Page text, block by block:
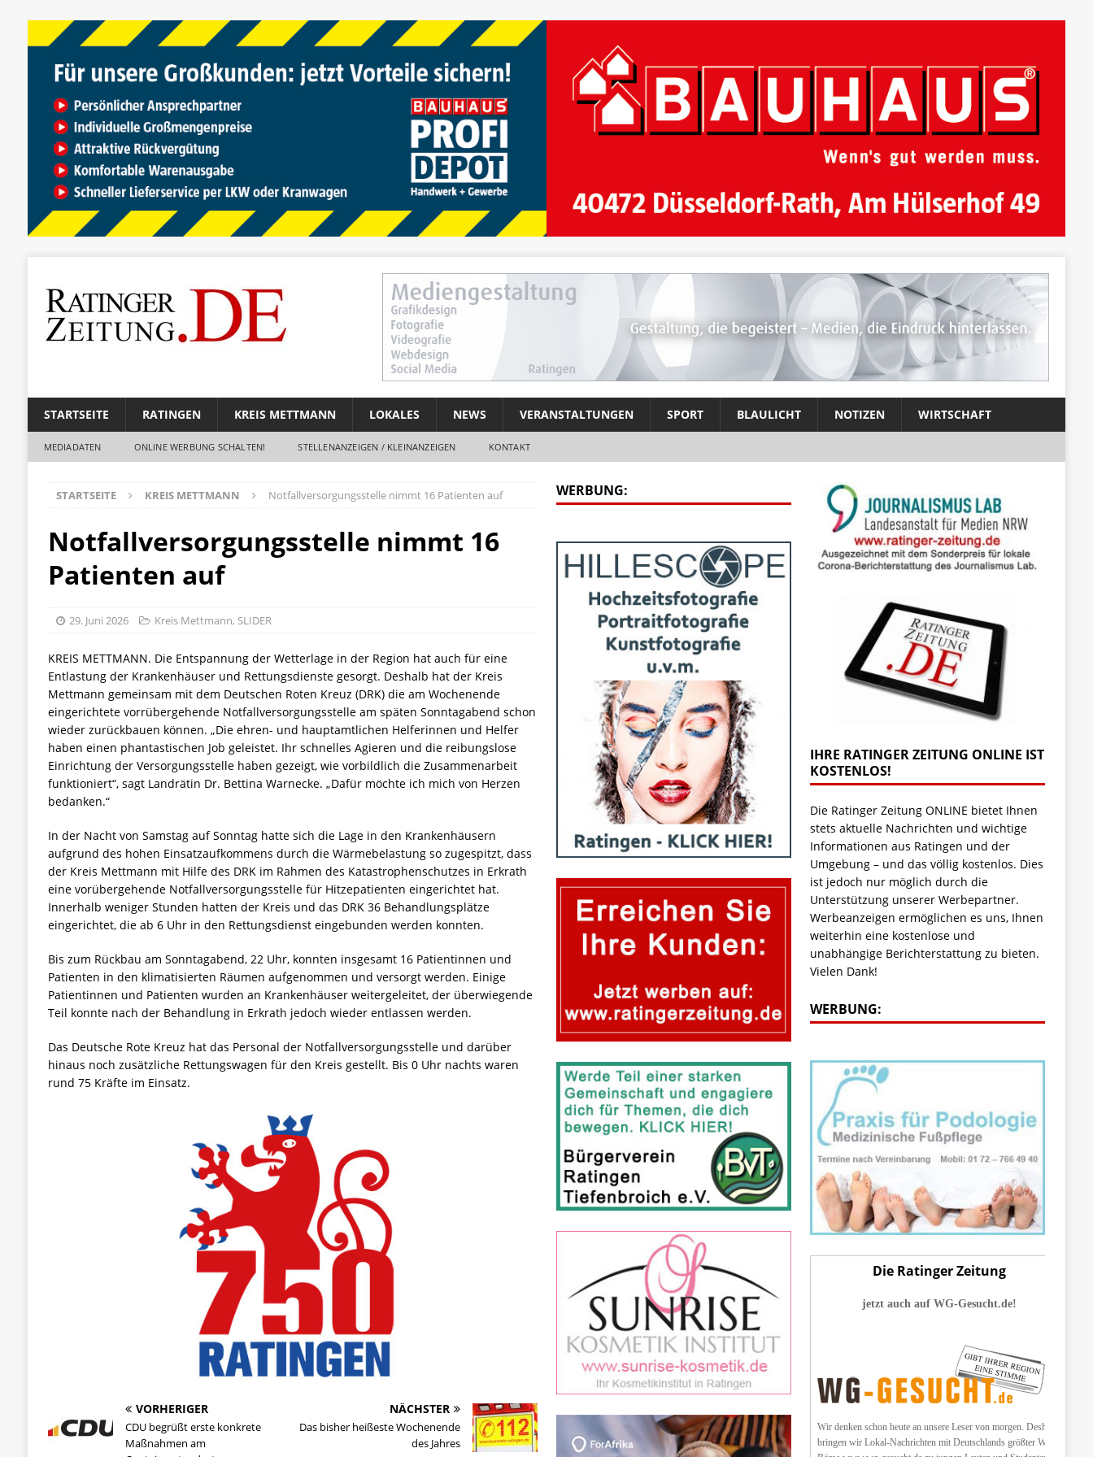
STARTSEITE RATINGEN KREIS METTMANN LOKALES NEWS VERANSTALTUNGEN SPORT BLAULICHT NOTIZEN WIRTSCHAFT
MEDIADATEN ONLINE WERBUNG SCHALTEN! STELLENANZEIGEN / KLEINANZEIGEN KONTAKT
STARTSEITE KREIS METTMANN Notfallversorgungsstelle nimmt 16 Patienten auf
Notfallversorgungsstelle nimmt 16
Patienten auf
29. Juni 2026 Kreis Mettmann, SLIDER
KREIS METTMANN. Die Entspannung der Wetterlage in der Region hat auch für eine
Entlastung der Krankenhäuser und Rettungsdienste gesorgt. Deshalb hat der Kreis
Mettmann gemeinsam mit dem Deutschen Roten Kreuz (DRK) die am Wochenende
eingerichtete vorrübergehende Notfallversorgungsstelle am späten Sonntagabend schon
wieder zurückbauen können. „Die ehren- und hauptamtlichen Helferinnen und Helfer
haben einen phantastischen Job geleistet. Ihr schnelles Agieren und die reibungslose
Einrichtung der Versorgungsstelle haben gezeigt, wie vorbildlich die Zusammenarbeit
funktioniert“, sagt Landrätin Dr. Bettina Warnecke. „Dafür möchte ich mich von Herzen
bedanken.“
In der Nacht von Samstag auf Sonntag hatte sich die Lage in den Krankenhäusern
aufgrund des hohen Einsatzaufkommens durch die Wärmebelastung so zugespitzt, dass
der Kreis Mettmann mit Hilfe des DRK im Rahmen des Katastrophenschutzes in Erkrath
eine vorübergehende Notfallversorgungsstelle für Hitzepatienten eingerichtet hat.
Innerhalb weniger Stunden hatten der Kreis und das DRK 36 Behandlungsplätze
eingerichtet, die ab 6 Uhr in den Rettungsdienst eingebunden werden konnten.
Bis zum Rückbau am Sonntagabend, 22 Uhr, konnten insgesamt 16 Patientinnen und
Patienten in den klimatisierten Räumen aufgenommen und versorgt werden. Einige
Patientinnen und Patienten wurden an Krankenhäuser weitergeleitet, der überwiegende
Teil konnte nach der Behandlung in Erkrath jedoch wieder entlassen werden.
Das Deutsche Rote Kreuz hat das Personal der Notfallversorgungsstelle und darüber
hinaus noch zusätzliche Rettungswagen für den Kreis gestellt. Bis 0 Uhr nachts waren
rund 75 Kräfte im Einsatz.
VORHERIGER
CDU begrüßt erste konkrete
Maßnahmen am
NÄCHSTER
Das bisher heißeste Wochenende
des Jahres
WERBUNG:
IHRE RATINGER ZEITUNG ONLINE IST
KOSTENLOS!
Die Ratinger Zeitung ONLINE bietet Ihnen
stets aktuelle Nachrichten und wichtige
Informationen aus Ratingen und der
Umgebung – und das völlig kostenlos. Dies
ist jedoch nur möglich durch die
Unterstützung unserer Werbepartner.
Werbeanzeigen ermöglichen es uns, Ihnen
weiterhin eine kostenlose und
unabhängige Berichterstattung zu bieten.
Vielen Dank!
WERBUNG:
Die Ratinger Zeitung
jetzt auch auf WG-Gesucht.de!
Wir denken schon heute an unsere Leser von morgen. Deshalb
bringen wir Lokal-Nachrichten mit Deutschlands größter WG-